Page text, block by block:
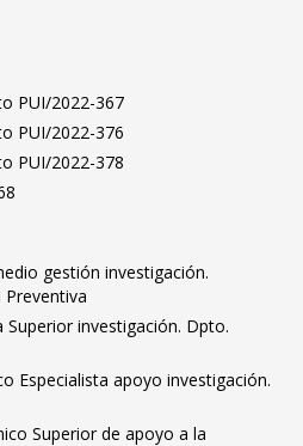
PUI/2022-367
PUI/2022-376
PUI/2022-378
gestión investigación.
investigación. Dpto.
Especialista apoyo investigación.
Superior de apoyo a la